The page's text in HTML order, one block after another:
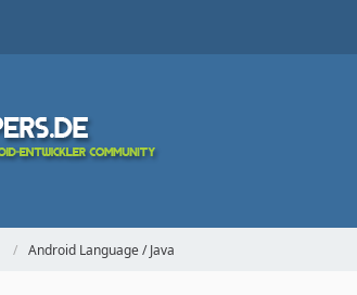
Android Language / Java